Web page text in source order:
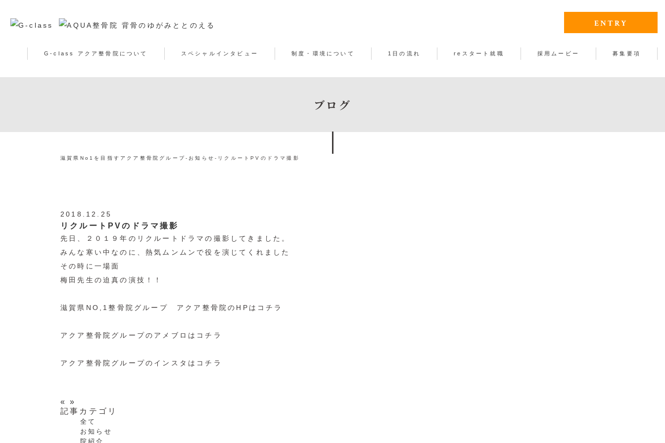
ENTRY
G-class アクア整骨院について スペシャルインタビュー 制度・環境について 1日の流れ reスタート就職 採用ムービー 募集要項
ブログ
滋賀県No1を目指すアクア整骨院グループ -お知らせ- リクルートPVのドラマ撮影
2018.12.25
リクルートPVのドラマ撮影
先日、２０１９年のリクルートドラマの撮影してきました。
みんな寒い中なのに、熱気ムンムンで役を演じてくれました
その時に一場面
梅田先生の迫真の演技！！
滋賀県NO,1整骨院グループ アクア整骨院のHPはコチラ
アクア整骨院グループのアメブロはコチラ
アクア整骨院グループのインスタはコチラ
«
»
記事カテゴリ
全て
お知らせ
院紹介